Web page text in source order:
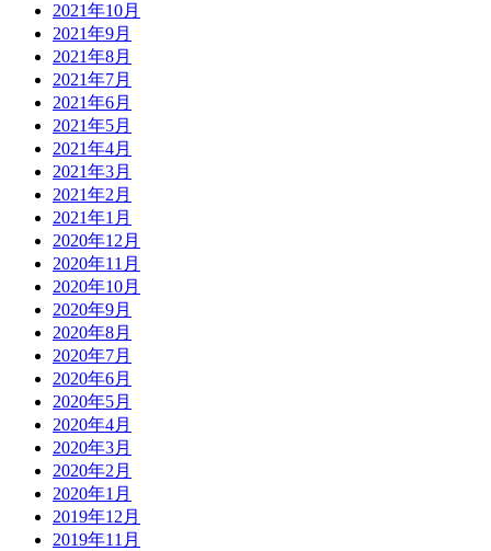
2021年10月
2021年9月
2021年8月
2021年7月
2021年6月
2021年5月
2021年4月
2021年3月
2021年2月
2021年1月
2020年12月
2020年11月
2020年10月
2020年9月
2020年8月
2020年7月
2020年6月
2020年5月
2020年4月
2020年3月
2020年2月
2020年1月
2019年12月
2019年11月